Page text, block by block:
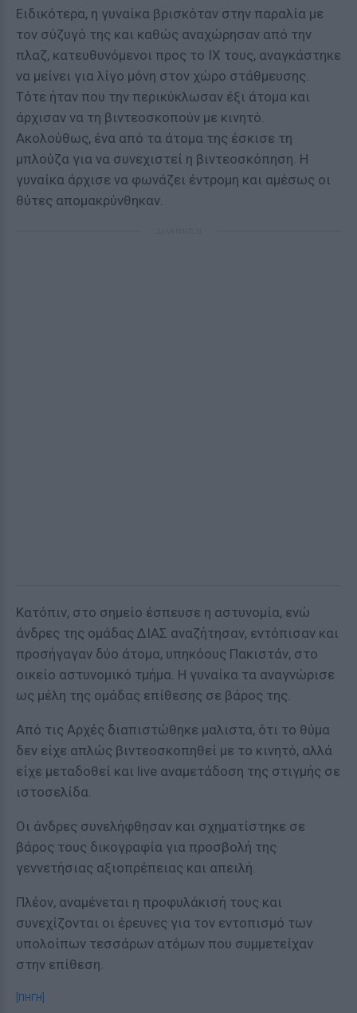
Ειδικότερα, η γυναίκα βρισκόταν στην παραλία με
τον σύζυγό της και καθώς αναχώρησαν από την
πλαζ, κατευθυνόμενοι προς το ΙΧ τους, αναγκάστηκε
να μείνει για λίγο μόνη στον χώρο στάθμευσης.
Τότε ήταν που την περικύκλωσαν έξι άτομα και
άρχισαν να τη βιντεοσκοπούν με κινητό.
Ακολούθως, ένα από τα άτομα της έσκισε τη
μπλούζα για να συνεχιστεί η βιντεοσκόπηση. Η
γυναίκα άρχισε να φωνάζει έντρομη και αμέσως οι
θύτες απομακρύνθηκαν.
Κατόπιν, στο σημείο έσπευσε η αστυνομία, ενώ
άνδρες της ομάδας ΔΙΑΣ αναζήτησαν, εντόπισαν και
προσήγαγαν δύο άτομα, υπηκόους Πακιστάν, στο
οικείο αστυνομικό τμήμα. Η γυναίκα τα αναγνώρισε
ως μέλη της ομάδας επίθεσης σε βάρος της.
Από τις Αρχές διαπιστώθηκε μαλιστα, ότι το θύμα
δεν είχε απλώς βιντεοσκοπηθεί με το κινητό, αλλά
είχε μεταδοθεί και live αναμετάδοση της στιγμής σε
ιστοσελίδα.
Οι άνδρες συνελήφθησαν και σχηματίστηκε σε
βάρος τους δικογραφία για προσβολή της
γεννετήσιας αξιοπρέπειας και απειλή.
Πλέον, αναμένεται η προφυλάκισή τους και
συνεχίζονται οι έρευνες για τον εντοπισμό των
υπολοίπων τεσσάρων ατόμων που συμμετείχαν
στην επίθεση.
[ΠΗΓΗ]